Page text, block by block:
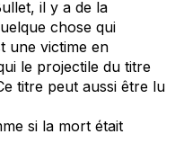
, il y a de la
chose qui
une victime en
le projectile du titre
titre peut aussi être lu
si la mort était